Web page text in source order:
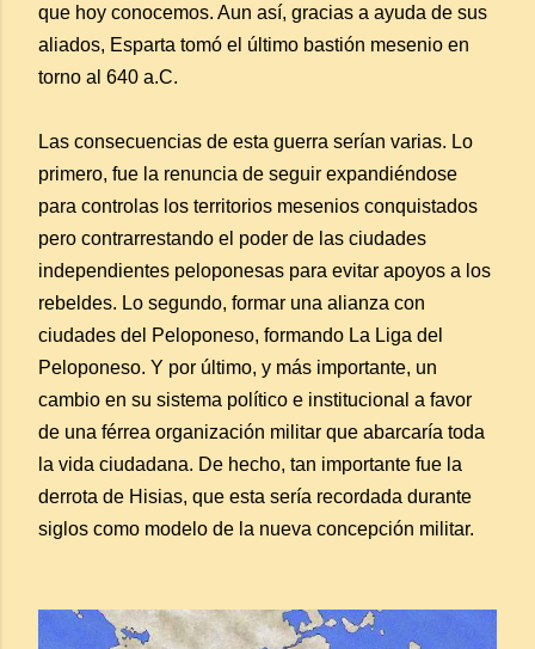
que hoy conocemos. Aun así, gracias a ayuda de sus
aliados, Esparta tomó el último bastión mesenio en
torno al 640 a.C.
Las consecuencias de esta guerra serían varias. Lo
primero, fue la renuncia de seguir expandiéndose
para controlas los territorios mesenios conquistados
pero contrarrestando el poder de las ciudades
independientes peloponesas para evitar apoyos a los
rebeldes. Lo segundo, formar una alianza con
ciudades del Peloponeso, formando La Liga del
Peloponeso. Y por último, y más importante, un
cambio en su sistema político e institucional a favor
de una férrea organización militar que abarcaría toda
la vida ciudadana. De hecho, tan importante fue la
derrota de Hisias, que esta sería recordada durante
siglos como modelo de la nueva concepción militar.